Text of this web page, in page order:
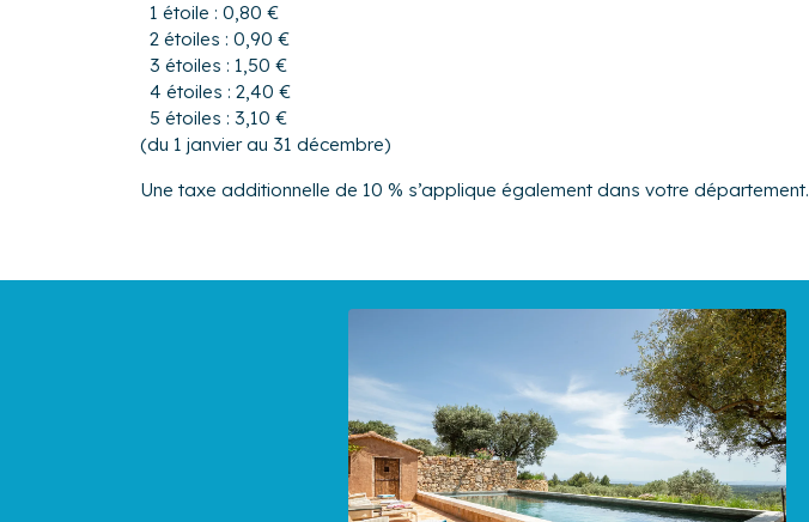
1 étoile : 0,80 €
2 étoiles : 0,90 €
3 étoiles : 1,50 €
4 étoiles : 2,40 €
5 étoiles : 3,10 €
(du 1 janvier au 31 décembre)
Une taxe additionnelle de 10 % s’applique également dans votre département.